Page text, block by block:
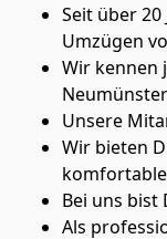
Seit über
Umzügen
Wir kennen
Neumünster
Unsere
Wir bieten
Bei uns bist
Als